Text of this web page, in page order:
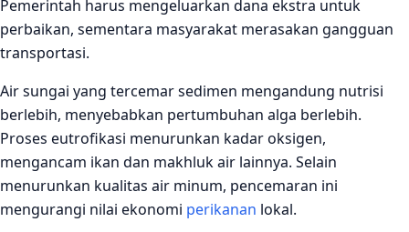
Pemerintah harus mengeluarkan dana ekstra untuk
perbaikan, sementara masyarakat merasakan gangguan
transportasi.
Air sungai yang tercemar sedimen mengandung nutrisi
berlebih, menyebabkan pertumbuhan alga berlebih.
Proses eutrofikasi menurunkan kadar oksigen,
mengancam ikan dan makhluk air lainnya. Selain
menurunkan kualitas air minum, pencemaran ini
mengurangi nilai ekonomi perikanan lokal.